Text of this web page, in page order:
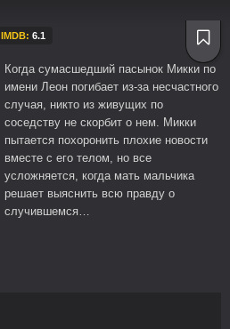
IMDB: 6.1
Когда сумасшедший пасынок Микки по
имени Леон погибает из-за несчастного
случая, никто из живущих по
соседству не скорбит о нем. Микки
пытается похоронить плохие новости
вместе с его телом, но все
усложняется, когда мать мальчика
решает выяснить всю правду о
случившемся…